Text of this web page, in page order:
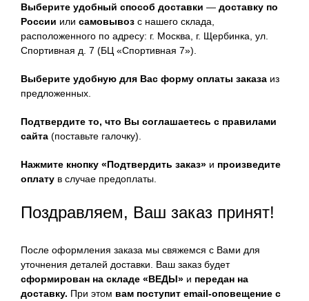
Выберите удобный способ доставки — доставку по
России или самовывоз с нашего склада,
расположенного по адресу: г. Москва, г. Щербинка, ул.
Спортивная д. 7 (БЦ «Спортивная 7»).
Выберите удобную для Вас форму оплаты заказа из
предложенных.
Подтвердите то, что Вы соглашаетесь с правилами
сайта (поставьте галочку).
Нажмите кнопку «Подтвердить заказ» и произведите
оплату в случае предоплаты.
Поздравляем, Ваш заказ принят!
После оформления заказа мы свяжемся с Вами для
уточнения деталей доставки. Ваш заказ будет
сформирован на складе «ВЕДЫ» и передан на
доставку. При этом вам поступит email-оповещение с